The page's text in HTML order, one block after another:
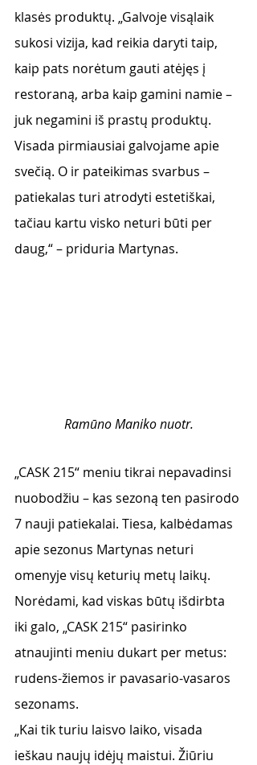
klasės produktų. „Galvoje visąlaik
sukosi vizija, kad reikia daryti taip,
kaip pats norėtum gauti atėjęs į
restoraną, arba kaip gamini namie –
juk negamini iš prastų produktų.
Visada pirmiausiai galvojame apie
svečią. O ir pateikimas svarbus –
patiekalas turi atrodyti estetiškai,
tačiau kartu visko neturi būti per
daug,“ – priduria Martynas.
Ramūno Maniko nuotr.
„CASK 215“ meniu tikrai nepavadinsi
nuobodžiu – kas sezoną ten pasirodo
7 nauji patiekalai. Tiesa, kalbėdamas
apie sezonus Martynas neturi
omenyje visų keturių metų laikų.
Norėdami, kad viskas būtų išdirbta
iki galo, „CASK 215“ pasirinko
atnaujinti meniu dukart per metus:
rudens-žiemos ir pavasario-vasaros
sezonams.
„Kai tik turiu laisvo laiko, visada
ieškau naujų idėjų maistui. Žiūriu